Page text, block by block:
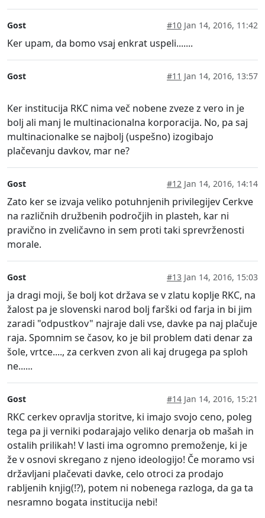
Gost #10 Jan 14, 2016, 11:42
Ker upam, da bomo vsaj enkrat uspeli.......
Gost #11 Jan 14, 2016, 13:57
Ker institucija RKC nima več nobene zveze z vero in je
bolj ali manj le multinacionalna korporacija. No, pa saj
multinacionalke se najbolj (uspešno) izogibajo
plačevanju davkov, mar ne?
Gost #12 Jan 14, 2016, 14:14
Zato ker se izvaja veliko potuhnjenih privilegijev Cerkve
na različnih družbenih področjih in plasteh, kar ni
pravično in zveličavno in sem proti taki sprevrženosti
morale.
Gost #13 Jan 14, 2016, 15:03
ja dragi moji, še bolj kot država se v zlatu koplje RKC, na
žalost pa je slovenski narod bolj farški od farja in bi jim
zaradi "odpustkov" najraje dali vse, davke pa naj plačuje
raja. Spomnim se časov, ko je bil problem dati denar za
šole, vrtce...., za cerkven zvon ali kaj drugega pa sploh
ne......
Gost #14 Jan 14, 2016, 15:21
RKC cerkev opravlja storitve, ki imajo svojo ceno, poleg
tega pa ji verniki podarajajo veliko denarja ob mašah in
ostalih prilikah! V lasti ima ogromno premoženje, ki je
že v osnovi skregano z njeno ideologijo! Če moramo vsi
državljani plačevati davke, celo otroci za prodajo
rabljenih knjig(!?), potem ni nobenega razloga, da ga ta
nesramno bogata institucija nebi!